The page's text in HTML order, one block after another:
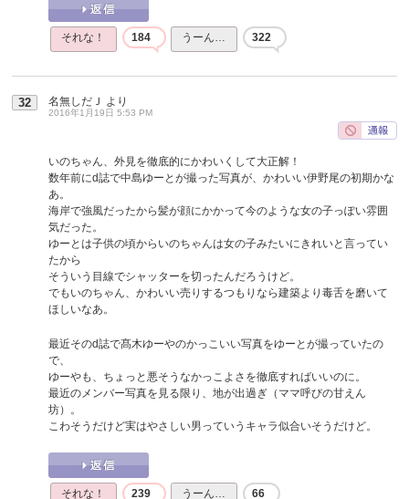
それな！ 184 うーん… 322
32 名無しだＪ より
2016年1月19日 5:53 PM
いのちゃん、外見を徹底的にかわいくして大正解！
数年前にd誌で中島ゆーとが撮った写真が、かわいい伊野尾の初期かな
あ。
海岸で強風だったから髪が顔にかかって今のような女の子っぽい雰囲
気だった。
ゆーとは子供の頃からいのちゃんは女の子みたいにきれいと言ってい
たから
そういう目線でシャッターを切ったんだろうけど。
でもいのちゃん、かわいい売りするつもりなら建築より毒舌を磨いて
ほしいなあ。
最近そのd誌で髙木ゆーやのかっこいい写真をゆーとが撮っていたの
で、
ゆーやも、ちょっと悪そうなかっこよさを徹底すればいいのに。
最近のメンバー写真を見る限り、地が出過ぎ（ママ呼びの甘えん
坊）。
こわそうだけど実はやさしい男っていうキャラ似合いそうだけど。
それな！ 239 うーん… 66